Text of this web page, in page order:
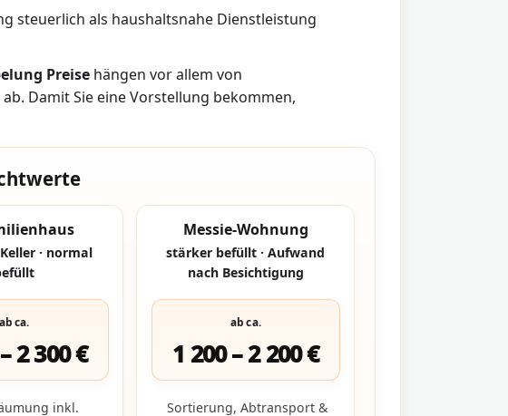
steuerlich als haushaltsnahe Dienstleistung
Preise hängen vor allem von
Damit Sie eine Vorstellung bekommen,
· normal
ab ca.
2 300 €
inkl.
Messie-Wohnung
stärker befüllt · Aufwand
nach Besichtigung
ab ca.
1 200 – 2 200 €
Sortierung, Abtransport &